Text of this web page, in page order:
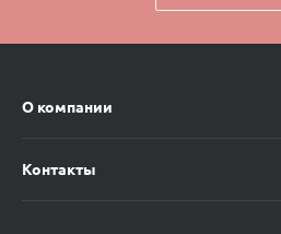
О компании
Контакты